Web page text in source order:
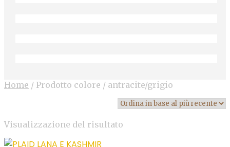
Home / Prodotto colore / antracite/grigio
Visualizzazione del risultato